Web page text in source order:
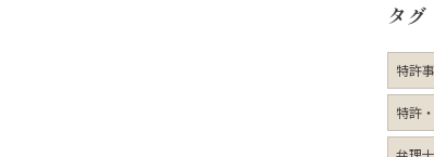
タグ
特許
特許